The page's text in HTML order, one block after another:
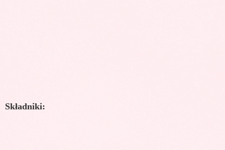
Składniki: